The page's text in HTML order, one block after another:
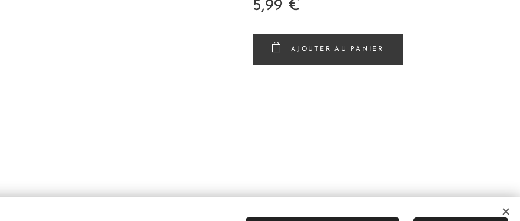
5,99 €
AJOUTER AU PANIER